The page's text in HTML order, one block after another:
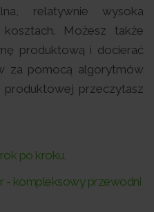
relatywnie wysoka
Możesz także
produktową i docierać
za pomocą algorytmów
produktowej przeczytasz
po kroku.
- kompleksowy przewodni